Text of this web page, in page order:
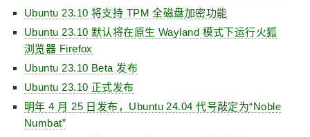
Ubuntu 23.10 将支持 TPM 全磁盘加密功能
Ubuntu 23.10 默认将在原生 Wayland 模式下运行火狐
浏览器 Firefox
Ubuntu 23.10 Beta 发布
Ubuntu 23.10 正式发布
明年 4 月 25 日发布，Ubuntu 24.04 代号敲定为“Noble
Numbat”